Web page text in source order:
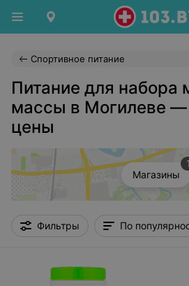
Спортивное питание
Питание для
массы в Могилеве —
цены
Магазины
1
Фильтры По